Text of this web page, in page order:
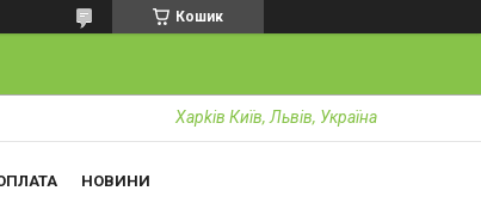
Кошик
Харkiв Київ, Львів, Україна
НОВИНИ